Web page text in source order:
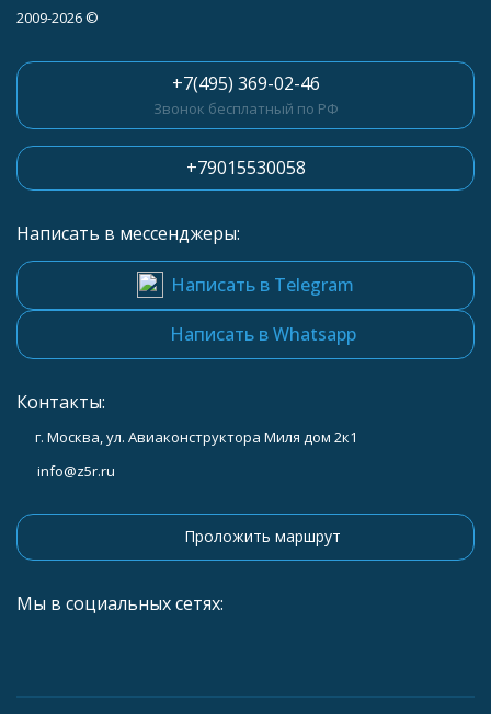
2009-2026 ©
+7(495) 369-02-46
Звонок бесплатный по РФ
+79015530058
Написать в мессенджеры:
Написать в Telegram
Написать в Whatsapp
Контакты:
г. Москва, ул. Авиаконструктора Миля дом 2к1
info@z5r.ru
Проложить маршрут
Мы в социальных сетях: